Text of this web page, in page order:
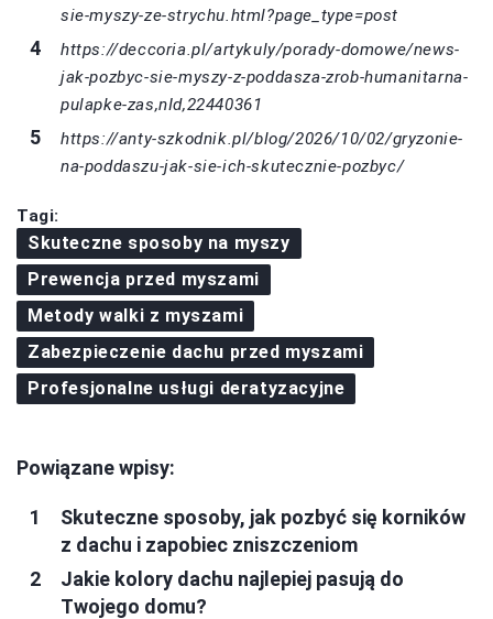
sie-myszy-ze-strychu.html?page_type=post
https://deccoria.pl/artykuly/porady-domowe/news-
jak-pozbyc-sie-myszy-z-poddasza-zrob-humanitarna-
pulapke-zas,nId,22440361
https://anty-szkodnik.pl/blog/2026/10/02/gryzonie-
na-poddaszu-jak-sie-ich-skutecznie-pozbyc/
Tagi:
Skuteczne sposoby na myszy
Prewencja przed myszami
Metody walki z myszami
Zabezpieczenie dachu przed myszami
Profesjonalne usługi deratyzacyjne
Powiązane wpisy:
Skuteczne sposoby, jak pozbyć się korników
z dachu i zapobiec zniszczeniom
Jakie kolory dachu najlepiej pasują do
Twojego domu?